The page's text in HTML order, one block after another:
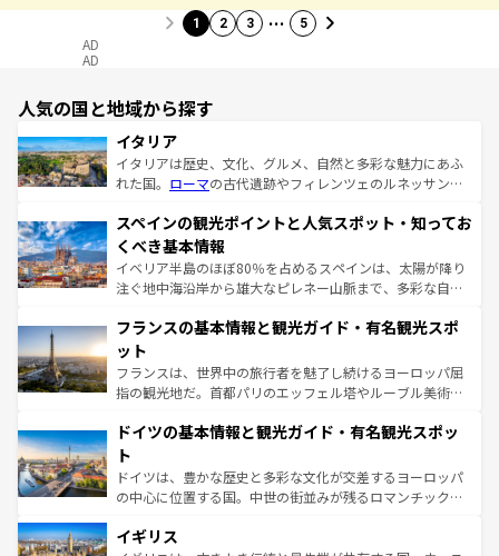
1 2 3 … 5
AD
AD
人気の国と地域から探す
イタリア
イタリアは歴史、文化、グルメ、自然と多彩な魅力にあふ
れた国。 ローマの古代遺跡やフィレンツェのルネッサンス
ろん、トスカーナの美しい田園風景やアマルフィ海岸の絶
景など、自然景観も見逃せない。観光の合間には、本場の
ピザやパスタなど、絶品のイタリア料理を堪能することも
できる。朝目覚めてから夜眠るまで、すべての瞬間を楽し
なお、新着のイタリア情報はコンテンツ一覧を参照してほ
しい。
スペインの観光ポイントと人気スポット・知ってお
くべき基本情報
イベリア半島のほぼ80％を占めるスペインは、太陽が降り
注ぐ地中海沿岸から雄大なピレネー山脈まで、多彩な自然
文化が根付くこの国では、情熱的なフラメンコ、熱気あふ
れる闘牛、そして美味しいタパスが生活の一部となってい
る。首都マドリードの洗練された雰囲気や、バルセロナの
アートに溢れた街角から、地方では古代ローマ遺跡や中世
せる。地方によって風土や気候が異なるスペインはその個
ンテンツ一覧 を参照してほしい。
フランスの基本情報と観光ガイド・有名観光スポ
ット
フランスは、世界中の旅行者を魅了し続けるヨーロッパ屈
指の観光地だ。首都パリのエッフェル塔やルーブル美術館
で、幅広い魅力が詰まっている。華麗な宮殿、歴史的な大
聖堂、美しいビーチ、そして豊かな自然が、訪れる者を心
から魅了する。また、フランスは美食の国としても知ら
れ、フランス料理はユネスコ無形文化遺産にも登録されて
香り高いラベンダー畑など、多彩な楽しみ方が可能だ。さ
らに、パリ以外の地域にも魅力が溢れており、どの街角に
ドイツの基本情報と観光ガイド・有名観光スポッ
ト
ドイツは、豊かな歴史と多彩な文化が交差するヨーロッパ
の中心に位置する国。中世の街並みが残るロマンチック街
顔を持つこの国は、どこを歩いても飽きることがない。ベ
イギリス